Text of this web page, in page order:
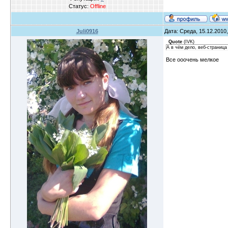
Статус: Offline
Juli0916 Дата: Среда,
Quote ( IVK)
А в чём дело, веб-страница
Все ооочень мелкое